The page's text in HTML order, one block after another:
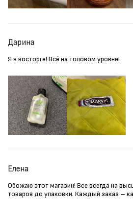
Дарина
Я в восторге! Всё на топовом уровне!
Елена
Обожаю этот магазин! Все всегда на
товаров до упаковки. Каждый заказ –